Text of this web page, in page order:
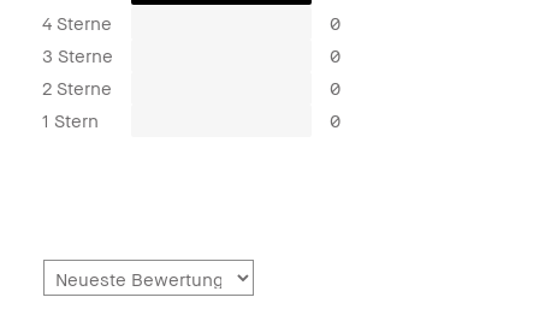
4 Sterne
0
3 Sterne
0
2 Sterne
0
1 Stern
0